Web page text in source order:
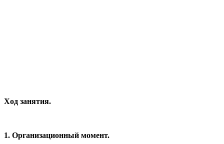
Ход занятия.
1. Организационный момент.